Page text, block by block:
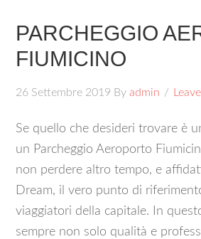
PARCHEGGIO
FIUMICINO
26 Settembre 2019 Byadmin
Se quello che desideri trovare è
un Parcheggio Aeroporto
non perdere altro tempo, e
Dream, il vero punto di
viaggiatori della capitale. In
sempre non solo qualità e